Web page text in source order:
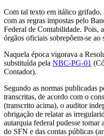
Com tal texto em itálico grifado,
com as regras impostas pelo
Federal de Contabilidade. Pois,
órgãos oficiais sobrepõem-se
Naquela época vigorava a
substituída pela NBC-PG-01
Contador).
Segundo as normas publicadas
transcritas, de acordo com o
(transcrito acima), o auditor
obrigação de relatar as
autarquia federal pudesse tomar
do SFN e das contas públicas